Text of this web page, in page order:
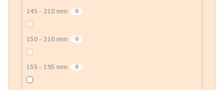
145 - 210 mm 0
150 - 210 mm 0
155 - 195 mm 0